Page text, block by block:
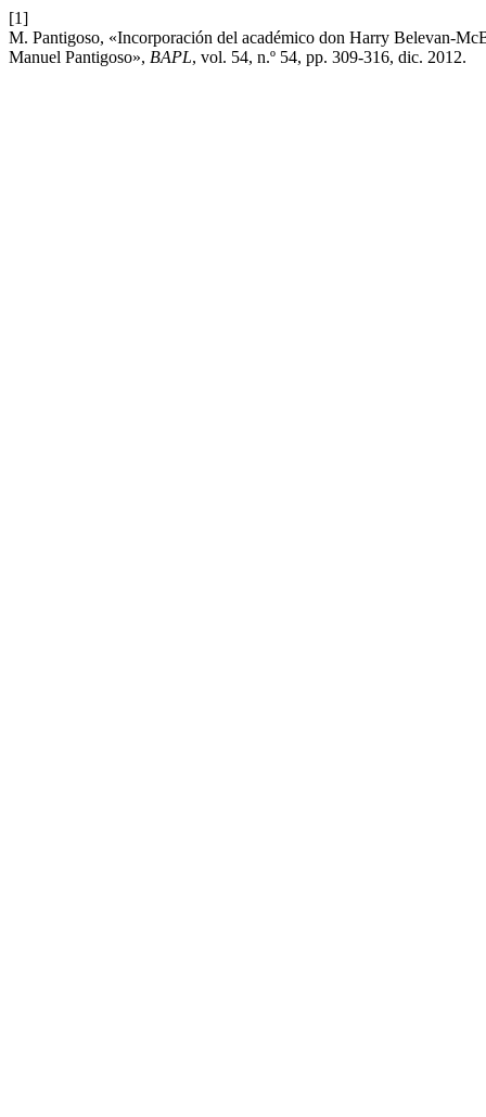
[1]
M. Pantigoso, «Incorporación del académico don Harry Belevan-
Manuel Pantigoso», BAPL, vol. 54, n.º 54, pp. 309-316, dic. 2012.